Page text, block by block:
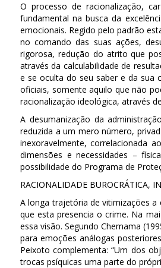
O processo de racionalização,
fundamental na busca da
emocionais. Regido pelo padrão
no comando das suas ações,
rigorosa, redução do atrito que
através da calculabilidade de
e se oculta do seu saber e da sua
oficiais, somente aquilo que não
racionalização ideológica, através
A desumanização da
reduzida a um mero número,
inexoravelmente, correlacionada
dimensões e necessidades –
possibilidade do Programa de
RACIONALIDADE BUROCRÁTICA,
A longa trajetória de vitimizações
que esta presencia o crime. Na
essa visão. Segundo Chemama
para emoções análogas
Peixoto complementa: “Um dos
trocas psíquicas uma parte do